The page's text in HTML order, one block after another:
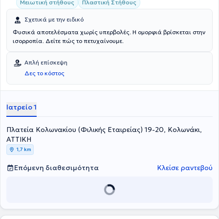
Μειωτική στήθους
Πλαστική Στήθους
Σχετικά με την ειδικό
Φυσικά αποτελέσματα χωρίς υπερβολές. Η ομορφιά βρίσκεται στην
ισορροπία. Δείτε πώς το πετυχαίνουμε.
Απλή επίσκεψη
Δες το κόστος
Ιατρείο 1
Πλατεία Κολωνακίου (Φιλικής Εταιρείας) 19-20, Κολωνάκι,
ΑΤΤΙΚΗ
1,7 km
Επόμενη διαθεσιμότητα Κλείσε ραντεβού